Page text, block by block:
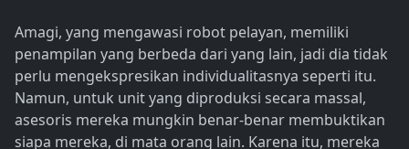
Amagi, yang mengawasi robot pelayan, memiliki
penampilan yang berbeda dari yang lain, jadi dia tidak
perlu mengekspresikan individualitasnya seperti itu.
Namun, untuk unit yang diproduksi secara massal,
asesoris mereka mungkin benar-benar membuktikan
siapa mereka, di mata orang lain. Karena itu, mereka